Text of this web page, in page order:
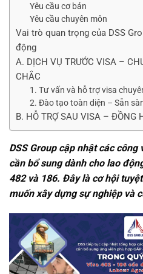
Yêu cầu cơ bản
Yêu cầu chuyên môn
Vai trò quan trọng của DSS
động
A. DỊCH VỤ TRƯỚC VISA –
CHẮC
1. Tư vấn và hỗ trợ visa
2. Đào tạo toàn diện – Sẵn
B. HỖ TRỢ SAU VISA – ĐỒNG
DSS Group cập nhật các
cần bổ sung dành cho lao
482 và 186. Đây là cơ hội
muốn xây dựng sự nghiệp và